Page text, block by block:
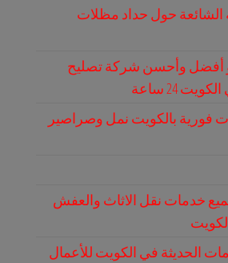
الشائعة حول حداد مظلات
و أفضل وأحسن شركة تصليح
24 ساعة
فورية بالكويت نمل وصراصير
خدمات نقل الاثاث والعفش
الحديثة في الكويت للأعمال